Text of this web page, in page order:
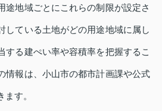
途地域ごとにこれらの制限が設定さ
している土地がどの用途地域に属し
する建ぺい率や容積率を把握するこ
情報は、小山市の都市計画課や公式
す。